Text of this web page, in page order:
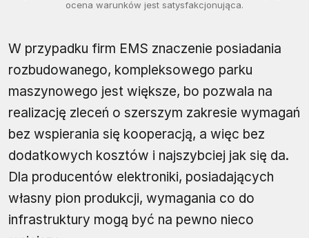
ocena warunków jest satysfakcjonująca.
W przypadku firm EMS znaczenie posiadania
rozbudowanego, kompleksowego parku
maszynowego jest większe, bo pozwala na
realizację zleceń o szerszym zakresie wymagań
bez wspierania się kooperacją, a więc bez
dodatkowych kosztów i najszybciej jak się da.
Dla producentów elektroniki, posiadających
własny pion produkcji, wymagania co do
infrastruktury mogą być na pewno nieco